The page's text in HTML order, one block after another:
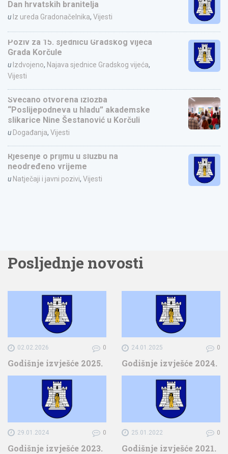
Dan hrvatskih branitelja
u Iz ureda Gradonačelnika, Vijesti
Poziv za 15. sjednicu Gradskog vijeća
Grada Korčule
u Izdvojeno, Najava sjednice Gradskog vijeća,
Vijesti
Svečano otvorena izložba
“Poslijepodneva u hladu” akademske
slikarice Nine Šestanović u Korčuli
u Događanja, Vijesti
Rješenje o prijmu u službu na
neodređeno vrijeme
u Natječaji i javni pozivi, Vijesti
Posljednje novosti
02.02.2026 0
Godišnje izvješće 2025.
24.01.2025 0
Godišnje izvješće 2024.
29.01.2024 0
Godišnje izvješće 2023.
25.01.2022 0
Godišnje izvješće 2021.